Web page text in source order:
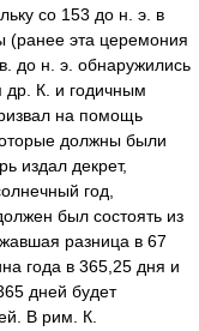
со 153 до н. э. в
(ранее эта церемония
до н. э. обнаружились
др. К. и годичным
на помощь
должны были
издал декрет,
год,
был состоять из
разница в 67
года в 365,25 дня и
дней будет
В рим. К.